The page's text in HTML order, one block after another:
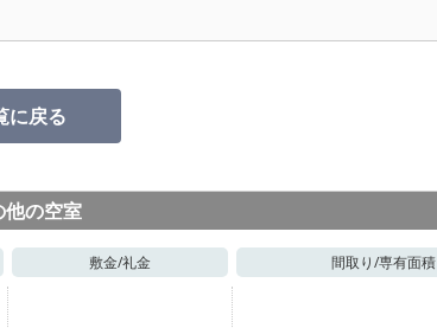
に戻る
他の空室
敷金/礼金 間取り/専有面積